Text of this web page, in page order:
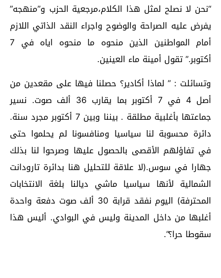
“نحن لا نصلح لمثل هذا الكلام،مرجعية الحزب و”منهجه”
يفرض عليه الصراحة والوضوح واجراء النقد الذاتي اللازم
أمام المواطنين الذين منحوه ما منحوه اياه في 7
أكتوبر.” تقول أمينة ماء العينين.
وتسائلت : ” لماذا أكادير؟ حصلنا فيها على مقعدين من
أصل 4 في 7 أكتوبر بما يقارب 36 ألف صوت. نسير
جماعتها بأغلبية مطلقة . بيننا وبين 7 أكتوبر مجرد سنة.
دائرة محسوبة لنا سياسيا ومنافسونا لم يحلموا حتى
في تفاؤلهم الأقصى بالحصول عليها وصرحوا لنا بذلك
جهارا في سوس.(لا علاقة للتحليل هنا بدائرة تارودانت
الشمالية لأنها سياسيا ماشي ديالنا بلغة الانتخابات
المحترفة) اليوم نفقد قرابة 30 ألف صوت دفعة واحدة
أغلبها من داخل المدينة وليس في البوادي. أليس هذا
سقوطا حرا؟”.